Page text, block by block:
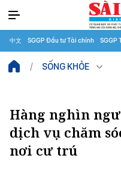
中文 SGGP Đầu tư Tài chính SGGP
SỐNG KHỎE
Hàng nghìn
dịch vụ chăm
nơi cư trú